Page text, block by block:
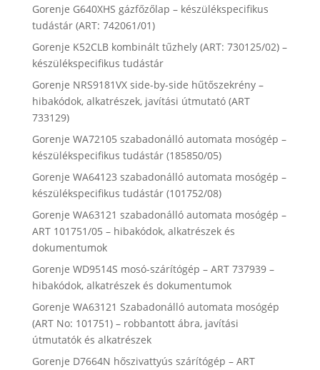
Gorenje G640XHS gázfőzőlap – készülékspecifikus
tudástár (ART: 742061/01)
Gorenje K52CLB kombinált tűzhely (ART: 730125/02) –
készülékspecifikus tudástár
Gorenje NRS9181VX side-by-side hűtőszekrény –
hibakódok, alkatrészek, javítási útmutató (ART
733129)
Gorenje WA72105 szabadonálló automata mosógép –
készülékspecifikus tudástár (185850/05)
Gorenje WA64123 szabadonálló automata mosógép –
készülékspecifikus tudástár (101752/08)
Gorenje WA63121 szabadonálló automata mosógép –
ART 101751/05 – hibakódok, alkatrészek és
dokumentumok
Gorenje WD9514S mosó-szárítógép – ART 737939 –
hibakódok, alkatrészek és dokumentumok
Gorenje WA63121 Szabadonálló automata mosógép
(ART No: 101751) – robbantott ábra, javítási
útmutatók és alkatrészek
Gorenje D7664N hőszivattyús szárítógép – ART